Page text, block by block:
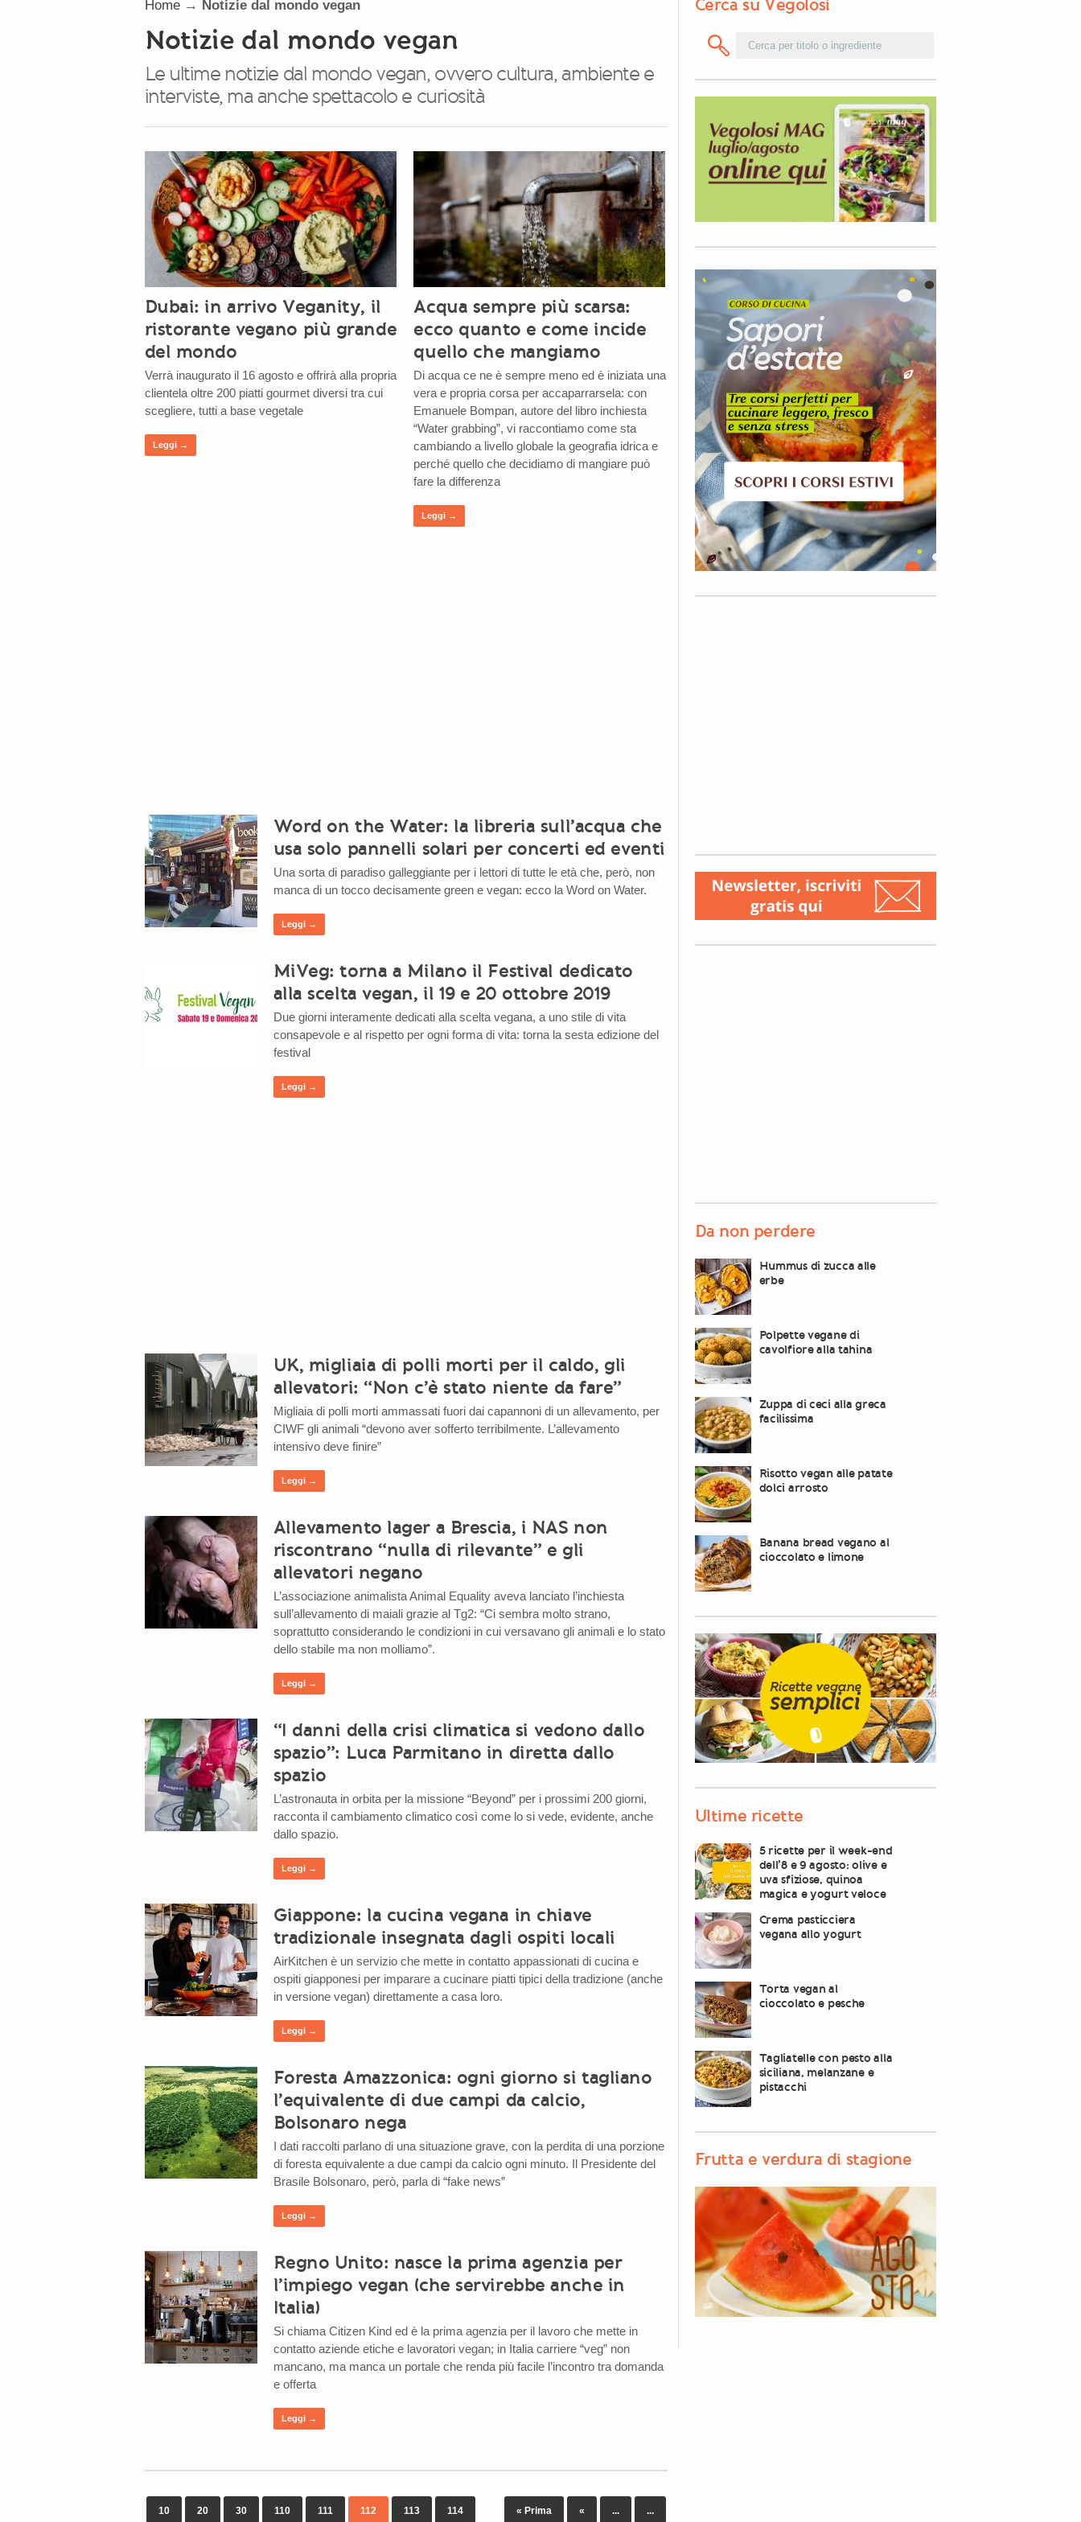
Home→ Notizie dal mondo vegan
Notizie dal mondo vegan
Le ultime notizie dal mondo vegan, ovvero cultura, ambiente e
interviste, ma anche spettacolo e curiosità
Dubai: in arrivo Veganity, il
ristorante vegano più grande
del mondo
Verrà inaugurato il 16 agosto e offrirà alla propria
clientela oltre 200 piatti gourmet diversi tra cui
scegliere, tutti a base vegetale
Leggi →
Acqua sempre più scarsa:
ecco quanto e come incide
quello che mangiamo
Di acqua ce ne è sempre meno ed è iniziata una
vera e propria corsa per accaparrarsela: con
Emanuele Bompan, autore del libro inchiesta
“Water grabbing”, vi raccontiamo come sta
cambiando a livello globale la geografia idrica e
perché quello che decidiamo di mangiare può
fare la differenza
Leggi →
Word on the Water: la libreria sull’acqua che
usa solo pannelli solari per concerti ed eventi
Una sorta di paradiso galleggiante per i lettori di tutte le età che, però, non
manca di un tocco decisamente green e vegan: ecco la Word on Water.
Leggi →
MiVeg: torna a Milano il Festival dedicato
alla scelta vegan, il 19 e 20 ottobre 2019
Due giorni interamente dedicati alla scelta vegana, a uno stile di vita
consapevole e al rispetto per ogni forma di vita: torna la sesta edizione del
festival
Leggi →
UK, migliaia di polli morti per il caldo, gli
allevatori: “Non c’è stato niente da fare”
Migliaia di polli morti ammassati fuori dai capannoni di un allevamento, per
CIWF gli animali “devono aver sofferto terribilmente. L’allevamento
intensivo deve finire”
Leggi →
Allevamento lager a Brescia, i NAS non
riscontrano “nulla di rilevante” e gli
allevatori negano
L’associazione animalista Animal Equality aveva lanciato l’inchiesta
sull’allevamento di maiali grazie al Tg2: “Ci sembra molto strano,
soprattutto considerando le condizioni in cui versavano gli animali e lo stato
dello stabile ma non molliamo”.
Leggi →
“I danni della crisi climatica si vedono dallo
spazio”: Luca Parmitano in diretta dallo
spazio
L’astronauta in orbita per la missione “Beyond” per i prossimi 200 giorni,
racconta il cambiamento climatico così come lo si vede, evidente, anche
dallo spazio.
Leggi →
Giappone: la cucina vegana in chiave
tradizionale insegnata dagli ospiti locali
AirKitchen è un servizio che mette in contatto appassionati di cucina e
ospiti giapponesi per imparare a cucinare piatti tipici della tradizione (anche
in versione vegan) direttamente a casa loro.
Leggi →
Foresta Amazzonica: ogni giorno si tagliano
l’equivalente di due campi da calcio,
Bolsonaro nega
I dati raccolti parlano di una situazione grave, con la perdita di una porzione
di foresta equivalente a due campi da calcio ogni minuto. Il Presidente del
Brasile Bolsonaro, però, parla di “fake news”
Leggi →
Regno Unito: nasce la prima agenzia per
l’impiego vegan (che servirebbe anche in
Italia)
Si chiama Citizen Kind ed è la prima agenzia per il lavoro che mette in
contatto aziende etiche e lavoratori vegan; in Italia carriere “veg” non
mancano, ma manca un portale che renda più facile l’incontro tra domanda
e offerta
Leggi →
« Prima « ...
10 20 30 ...
110 111 112 113 114
Cerca su Vegolosi
Da non perdere
Hummus di zucca alle
erbe
Polpette vegane di
cavolfiore alla tahina
Zuppa di ceci alla greca
facilissima
Risotto vegan alle patate
dolci arrosto
Banana bread vegano al
cioccolato e limone
Ultime ricette
5 ricette per il week-end
dell’8 e 9 agosto: olive e
uva sfiziose, quinoa
magica e yogurt veloce
Crema pasticciera
vegana allo yogurt
Torta vegan al
cioccolato e pesche
Tagliatelle con pesto alla
siciliana, melanzane e
pistacchi
Frutta e verdura di stagione